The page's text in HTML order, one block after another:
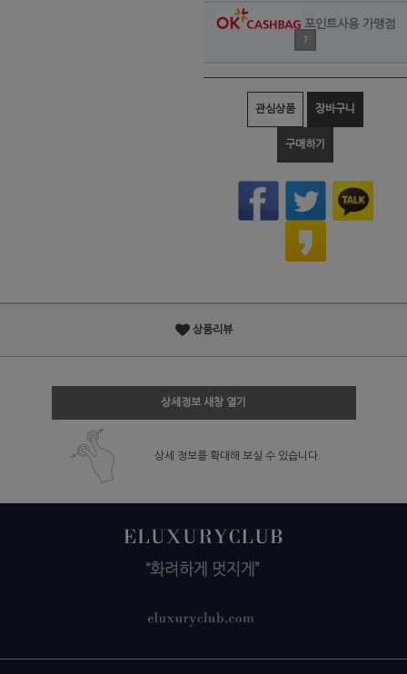
포인트사용 가맹점
?
관심상품 장바구니
구매하기
상품리뷰
상세정보 새창 열기
상세 정보를 확대해 보실 수 있습니다.